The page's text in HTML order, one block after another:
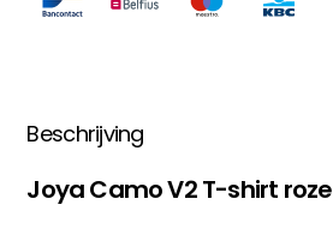
Beschrijving
Joya Camo V2 T-shirt roze